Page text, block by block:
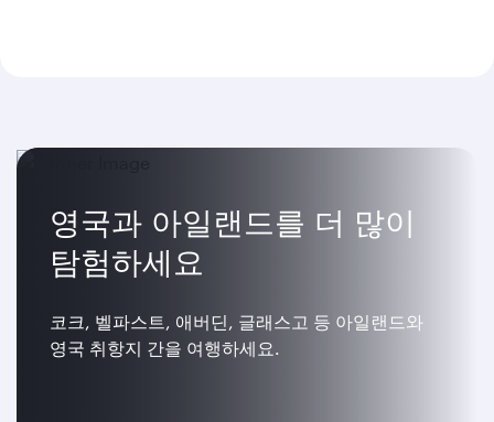
영국과 아일랜드를 더 많이
탐험하세요
코크, 벨파스트, 애버딘, 글래스고 등 아일랜드와
영국 취항지 간을 여행하세요.